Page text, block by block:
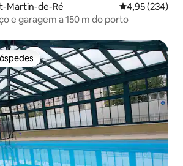
Martin-de-Ré 4,95 de uma
4,95 (234)
e garagem a 150 m do porto
preferidos dos hóspedes